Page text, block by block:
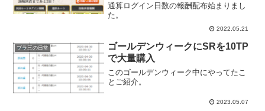
通算ログイン日数の報酬配布始まりまし
た。
2022.05.21
ブラ三の日常
ゴールデンウィークにSRを10TP
で大量購入
このゴールデンウィーク中にやってたこ
とご紹介。
2023.05.07